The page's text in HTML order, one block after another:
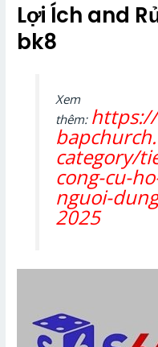
Lợi Ích and
bk8
Xem
thêm:
category/
cong-cu-
nguoi-
2025